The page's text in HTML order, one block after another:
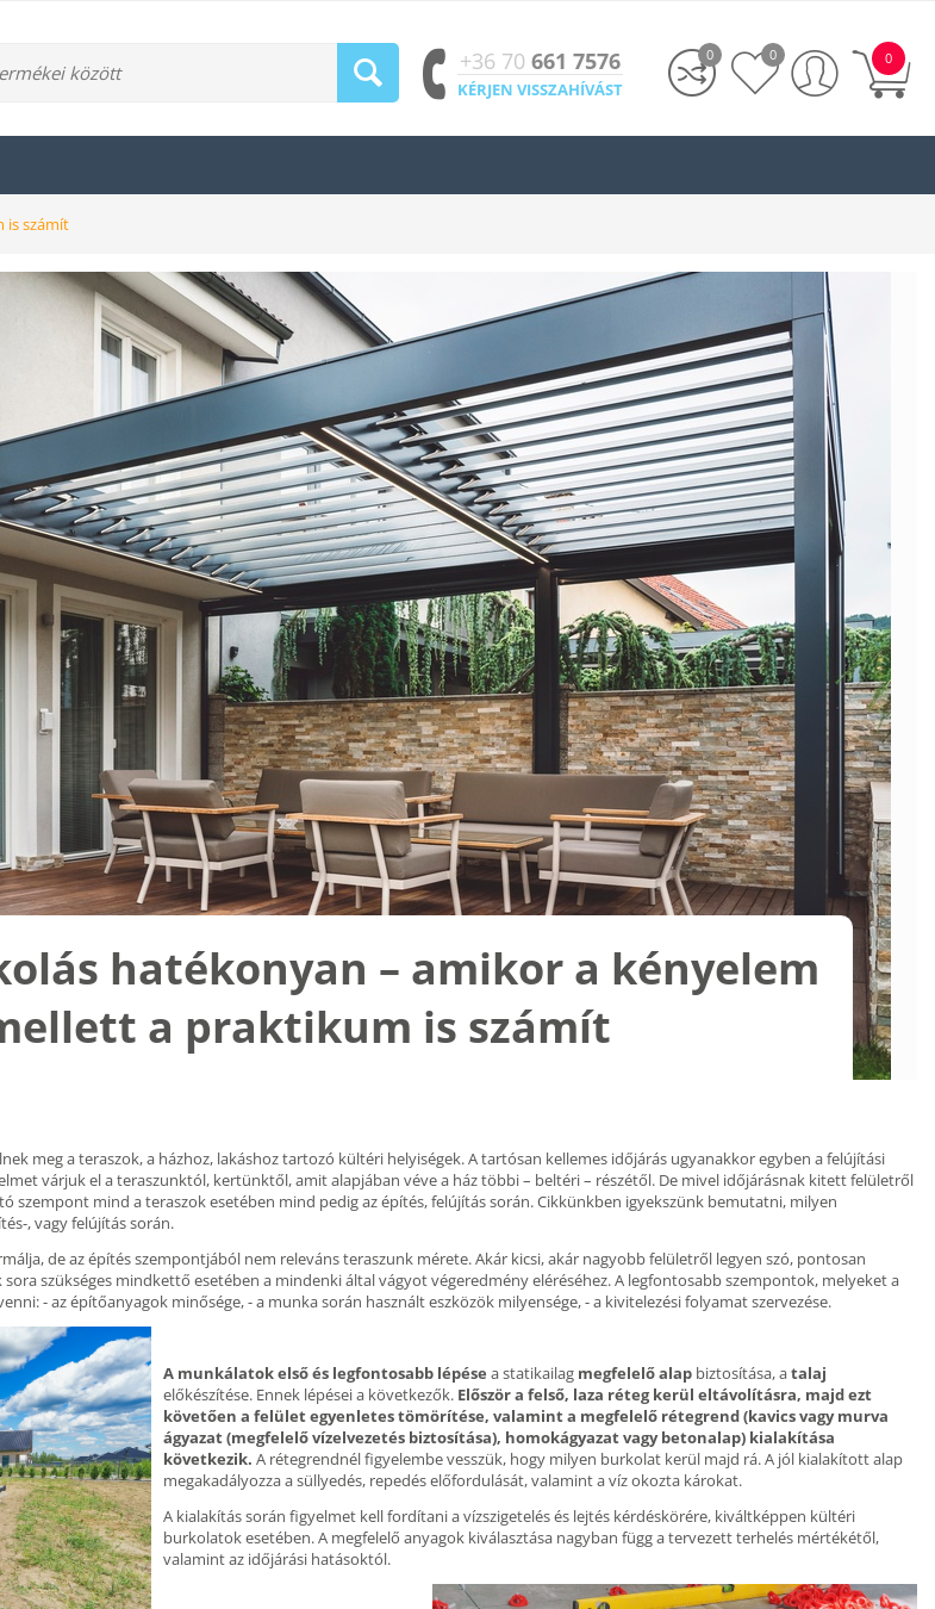
+36 70661 7576
KÉRJEN VISSZAHÍVÁST
0
0 0
is számít
hatékonyan – amikor a kényelem
a praktikum is számít
meg a teraszok, a házhoz, lakáshoz tartozó kültéri helyiségek. A tartósan kellemes időjárás ugyanakkor egyben a felújítási
várjuk el a teraszunktól, kertünktől, amit alapjában véve a ház többi – beltéri – részétől. De mivel időjárásnak kitett felületről
szempont mind a teraszok esetében mind pedig az építés, felújítás során. Cikkünkben igyekszünk bemutatni, milyen
, vagy felújítás során.
de az építés szempontjából nem releváns teraszunk mérete. Akár kicsi, akár nagyobb felületről legyen szó, pontosan
sora szükséges mindkettő esetében a mindenki által vágyot végeredmény eléréséhez. A legfontosabb szempontok, melyeket a
- az építőanyagok minősége, - a munka során használt eszközök milyensége, - a kivitelezési folyamat szervezése.
A munkálatok első és legfontosabb lépése a statikailag megfelelő alap biztosítása, atalaj
előkészítése. Ennek lépései a következők. Először a felső, laza réteg kerül eltávolításra, majd ezt
követően a felület egyenletes tömörítése, valamint a megfelelő rétegrend (kavics vagy murva
ágyazat (megfelelő vízelvezetés biztosítása), homokágyazat vagy betonalap) kialakítása
következik. A rétegrendnél figyelembe vesszük, hogy milyen burkolat kerül majd rá. A jól kialakított alap
megakadályozza a süllyedés, repedés előfordulását, valamint a víz okozta károkat.
A kialakítás során figyelmet kell fordítani a vízszigetelés és lejtés kérdéskörére, kiváltképpen kültéri
burkolatok esetében. A megfelelő anyagok kiválasztása nagyban függ a tervezett terhelés mértékétől,
valamint az időjárási hatásoktól.